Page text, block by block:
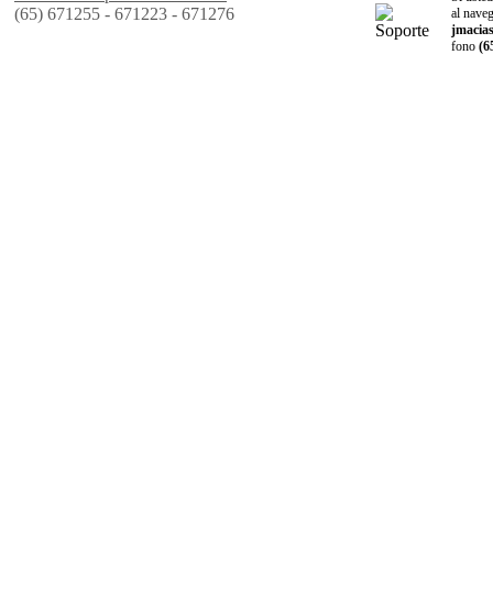
(65) 671255 - 671223 - 671276
al
fono